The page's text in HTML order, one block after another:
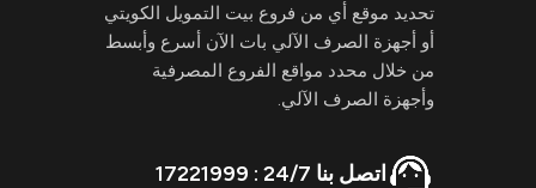
تحديد موقع أي من فروع بيت التمويل الكويتي
أو أجهزة الصرف الآلي بات الآن أسرع وأبسط
من خلال محدد مواقع الفروع المصرفية
وأجهزة الصرف الآلي.
اتصل بنا 24/7 : 17221999